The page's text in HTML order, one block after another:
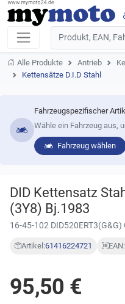
Alle Produkte Antrieb
Kettensätze D.I.D Stahl
Fahrzeugspezifischer
Wähle ein Fahrzeug aus,
Fahrzeug wählen
DID Kettensatz
(3Y8) Bj.1983
16-45-102 DID520ERT3(G&G)
Artikel:61416224721 EAN:
95,50 €